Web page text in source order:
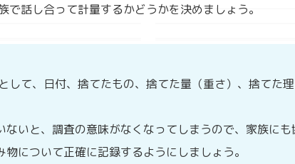
で話し合って計量するかどうかを決めましょう。
して、日付、捨てたもの、捨てた量（重さ）、捨てた
いと、調査の意味がなくなってしまうので、家族にも
について正確に記録するようにしましょう。